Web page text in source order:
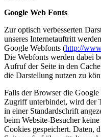
Google Web Fonts
Zur optisch verbesserten
unseres Internetauftritt werden
Google Webfonts (http://
Die Webfonts werden dabei
Aufruf der Seite in den
die Darstellung nutzen zu
Falls der Browser die
Zugriff unterbindet, wird der
in einer Standardschrift
beim Website-Besucher keine
Cookies gespeichert. Daten,